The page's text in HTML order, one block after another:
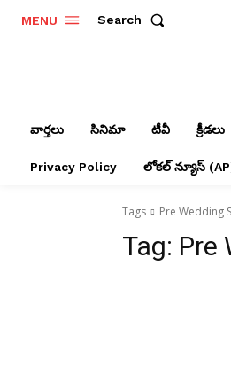
MENU Search
వార్తలు సినిమా టీవీ క్రీడలు
Privacy Policy లోక‌ల్ న్యూస్‌
Tags Pre Wedding
Tag: Pre